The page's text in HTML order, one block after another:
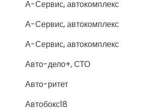
А-Сервис, автокомплекс
А-Сервис, автокомплекс
А-Сервис, автокомплекс
Авто-дело+, СТО
Авто-ритет
Автобокс18